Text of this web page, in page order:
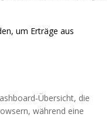
um Erträge aus
die
während eine